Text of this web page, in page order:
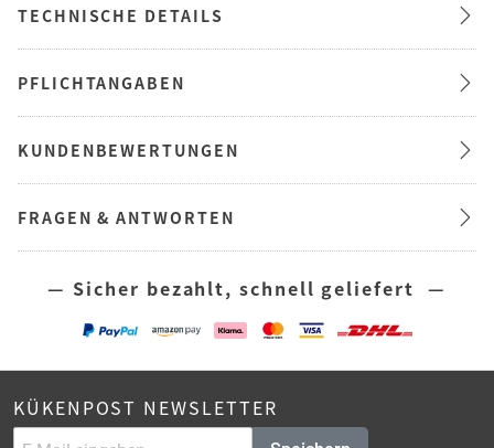
TECHNISCHE DETAILS
PFLICHTANGABEN
KUNDENBEWERTUNGEN
FRAGEN & ANTWORTEN
— Sicher bezahlt, schnell geliefert —
KÜKENPOST NEWSLETTER